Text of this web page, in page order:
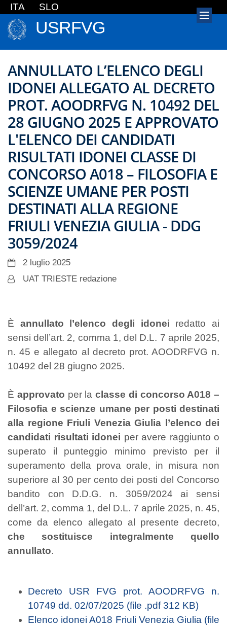
ITA SLO
USRFVG
ANNULLATO L’ELENCO DEGLI
IDONEI ALLEGATO AL DECRETO
PROT. AOODRFVG N. 10492 DEL
28 GIUGNO 2025 E APPROVATO
L'ELENCO DEI CANDIDATI
RISULTATI IDONEI CLASSE DI
CONCORSO A018 – FILOSOFIA E
SCIENZE UMANE PER POSTI
DESTINATI ALLA REGIONE
FRIULI VENEZIA GIULIA - DDG
3059/2024
2 luglio 2025
UAT TRIESTE redazione
È annullato l’elenco degli idonei redatto ai
sensi dell’art. 2, comma 1, del D.L. 7 aprile 2025,
n. 45 e allegato al decreto prot. AOODRFVG n.
10492 del 28 giugno 2025.
È approvato per la classe di concorso A018 –
Filosofia e scienze umane per posti destinati
alla regione Friuli Venezia Giulia l’elenco dei
candidati risultati idonei per avere raggiunto o
superato il punteggio minimo previsto per il
superamento della prova orale, in misura non
superiore al 30 per cento dei posti del Concorso
bandito con D.D.G. n. 3059/2024 ai sensi
dell’art. 2, comma 1, del D.L. 7 aprile 2025, n. 45,
come da elenco allegato al presente decreto,
che sostituisce integralmente quello
annullato.
Decreto USR FVG prot. AOODRFVG n.
10749 dd. 02/07/2025 (file .pdf 312 KB)
Elenco idonei A018 Friuli Venezia Giulia (file